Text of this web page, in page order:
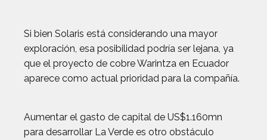
Si bien Solaris está considerando una mayor
exploración, esa posibilidad podría ser lejana, ya
que el proyecto de cobre Warintza en Ecuador
aparece como actual prioridad para la compañía.
Aumentar el gasto de capital de US$1.160mn
para desarrollar La Verde es otro obstáculo